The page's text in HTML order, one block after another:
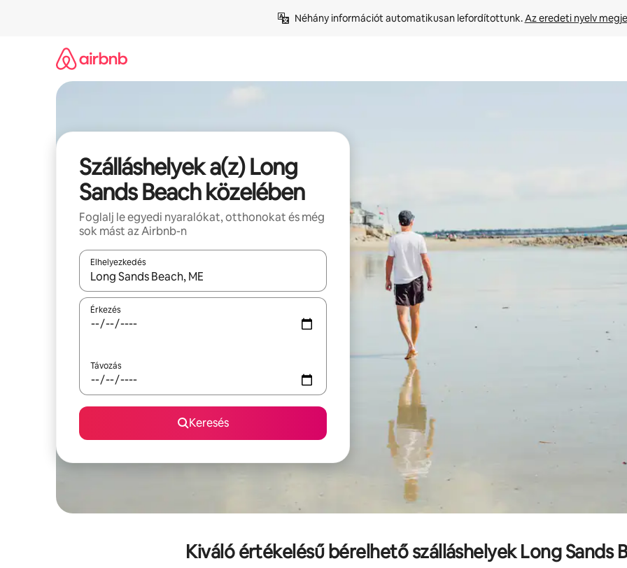
Néhány információt automatikusan lefordítottunk. Az eredeti nyelv
Szálláshelyek a(z) Long
Sands Beach közelében
Foglalj le egyedi nyaralókat, otthonokat és még
sok mást az Airbnb-n
Elhelyezkedés
Az eredmények között a felfelé és a lefelé nyíllal navigálhatsz, illetve érintő és lapozó mozdulatokkal is felfedezheted
Érkezés
Távozás
Keresés
Kiváló értékelésű bérelhető szálláshelyek Long Sands